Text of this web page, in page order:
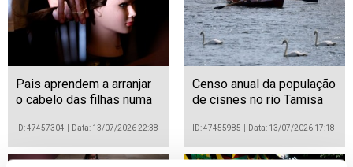
Pais aprendem a arranjar
o cabelo das filhas numa
ID: 47457304 Data: 13/07/2026 22:38
Censo anual da população
de cisnes no rio Tamisa
ID: 47455985 Data: 13/07/2026 17:18